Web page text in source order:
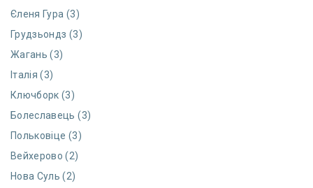
Єленя Гура (3)
Грудзьондз (3)
Жагань (3)
Італія (3)
Ключборк (3)
Болеславець (3)
Польковіце (3)
Вейхерово (2)
Нова Суль (2)